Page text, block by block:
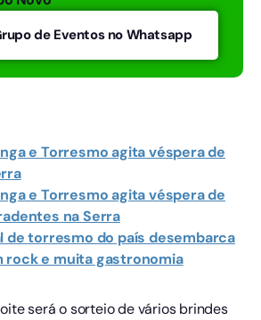
de Eventos no Whatsapp
e Torresmo agita véspera de
e Torresmo agita véspera de
na Serra
de torresmo do país desembarca
rock e muita gastronomia
será o sorteio de vários brindes